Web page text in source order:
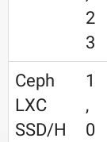
2
3
Ceph
LXC
SSD/H
1
,
0